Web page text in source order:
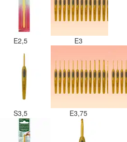
E2,5 E3
S3,5 E3,75